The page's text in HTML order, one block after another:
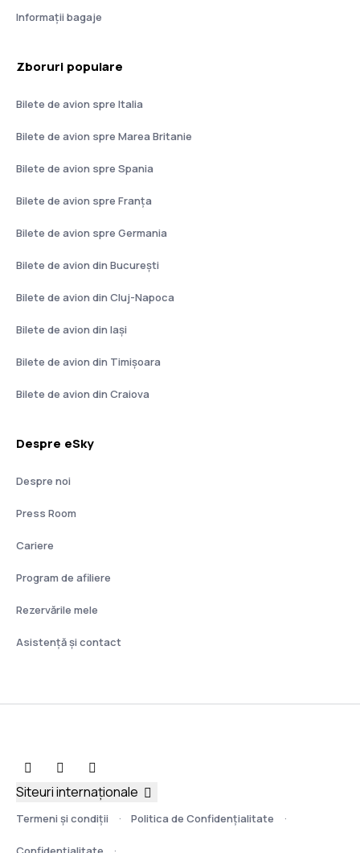
Informații bagaje
Zboruri populare
Bilete de avion spre Italia
Bilete de avion spre Marea Britanie
Bilete de avion spre Spania
Bilete de avion spre Franţa
Bilete de avion spre Germania
Bilete de avion din București
Bilete de avion din Cluj-Napoca
Bilete de avion din Iași
Bilete de avion din Timișoara
Bilete de avion din Craiova
Despre eSky
Despre noi
Press Room
Cariere
Program de afiliere
Rezervările mele
Asistenţă şi contact
Termeni şi condiţii Politica de Confidențialitate
Siteuri internaționale